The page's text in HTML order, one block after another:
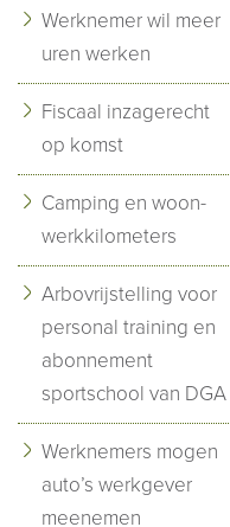
Werknemer wil meer
uren werken
Fiscaal inzagerecht
op komst
Camping en woon-
werkkilometers
Arbovrijstelling voor
personal training en
abonnement
sportschool van DGA
Werknemers mogen
auto’s werkgever
meenemen